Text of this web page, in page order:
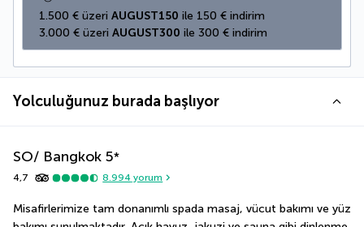
1.500 € üzeri AUGUST150 ile 150 € indirim
3.000 € üzeri AUGUST300 ile 300 € indirim
Yolculuğunuz burada başlıyor
SO/ Bangkok 5*
4,7 8.994 yorum
Misafirlerimize tam donanımlı spada masaj, vücut bakımı ve yüz